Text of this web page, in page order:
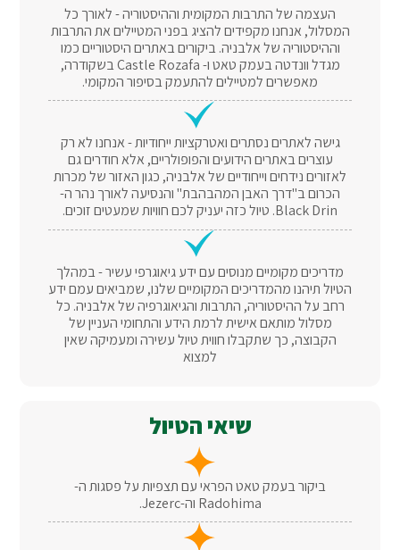
העצמה של התרבות המקומית וההיסטוריה - לאורך כל
המסלול, אנחנו מקפידים להציג בפני המטיילים את התרבות
וההיסטוריה של אלבניה. ביקורים באתרים היסטוריים כמו
מגדל וונדטה בעמק טאט ו- Castle Rozafa בשקודרה,
מאפשרים למטיילים להתעמק בסיפור המקומי.
גישה לאתרים נסתרים ואטרקציות ייחודיות - אנחנו לא רק
עוצרים באתרים הידועים והפופולריים, אלא חודרים גם
לאזורים נידחים וייחודיים של אלבניה, כגון האזור של מכרות
הכרום ב"דרך האבן המהבהבת" והנסיעה לאורך נהר ה-
Black Drin. טיול כזה יעניק לכם חוויות שמעטים זוכים.
מדריכים מקומיים מנוסים עם ידע גיאוגרפי עשיר - במהלך
הטיול תיהנו מהמדריכים המקומיים שלנו, שמביאים עמם ידע
רחב על ההיסטוריה, התרבות והגיאוגרפיה של אלבניה. כל
מסלול מותאם אישית לרמת הידע והתחומי העניין של
הקבוצה, כך שתקבלו חווית טיול עשירה ומעמיקה שאין
למצוא
שיאי הטיול
ביקור בעמק טאט הפראי עם תצפיות על פסגות ה-
Radohima וה-Jezerc.